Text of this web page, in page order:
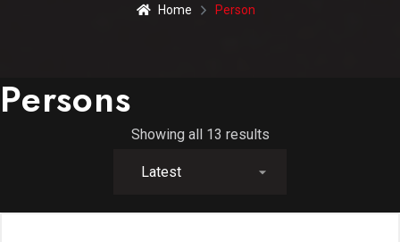
Home Person
Persons
Showing all 13 results